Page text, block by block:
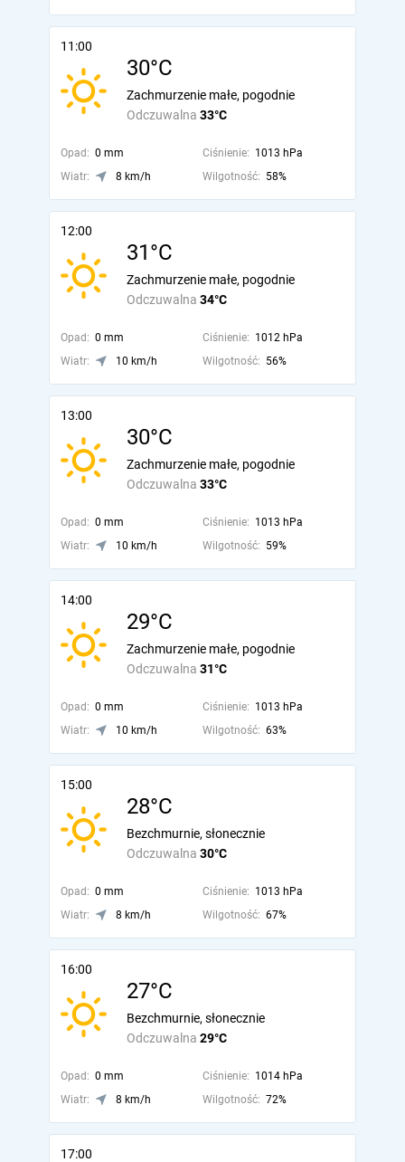
11:00
30°C
Odczuwalna 33°C
Zachmurzenie małe, pogodnie
Opad: 0 mm Ciśnienie: 1013 hPa
Wiatr:
8 km/h Wilgotność: 58%
12:00
31°C
Odczuwalna 34°C
Zachmurzenie małe, pogodnie
Opad: 0 mm Ciśnienie: 1012 hPa
Wiatr:
10 km/h Wilgotność: 56%
13:00
30°C
Odczuwalna 33°C
Zachmurzenie małe, pogodnie
Opad: 0 mm Ciśnienie: 1013 hPa
Wiatr:
10 km/h Wilgotność: 59%
14:00
29°C
Odczuwalna 31°C
Zachmurzenie małe, pogodnie
Opad: 0 mm Ciśnienie: 1013 hPa
Wiatr:
10 km/h Wilgotność: 63%
15:00
28°C
Odczuwalna 30°C
Bezchmurnie, słonecznie
Opad: 0 mm Ciśnienie: 1013 hPa
Wiatr:
8 km/h Wilgotność: 67%
16:00
27°C
Odczuwalna 29°C
Bezchmurnie, słonecznie
Opad: 0 mm Ciśnienie: 1014 hPa
Wiatr:
8 km/h Wilgotność: 72%
17:00